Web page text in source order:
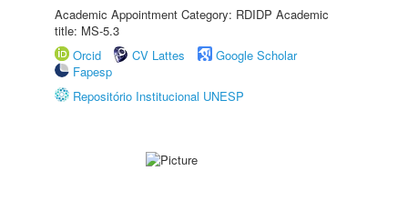
Academic Appointment Category: RDIDP Academic
title: MS-5.3
Orcid
CV Lattes
Google Scholar
Fapesp
Repositório Institucional UNESP